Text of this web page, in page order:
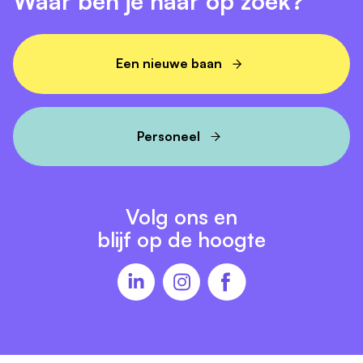
Een nieuwe baan
Personeel
Volg ons en
blijf op de hoogte